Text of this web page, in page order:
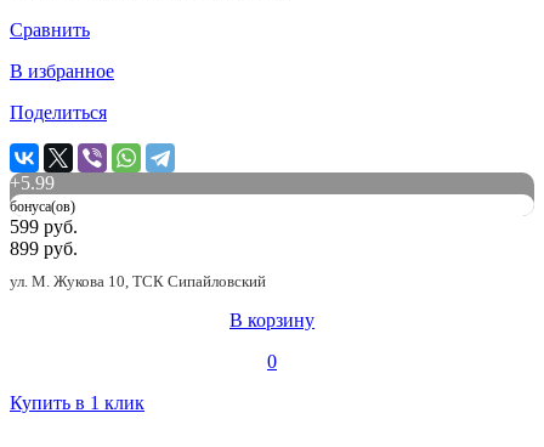
Сравнить
В избранное
Поделиться
+5.99
бонуса(ов)
599 руб.
899 руб.
ул. М. Жукова 10, ТСК Сипайловский
В корзину
0
Купить в 1 клик